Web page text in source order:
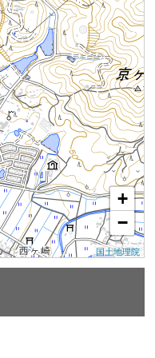
+
−
国土地理院